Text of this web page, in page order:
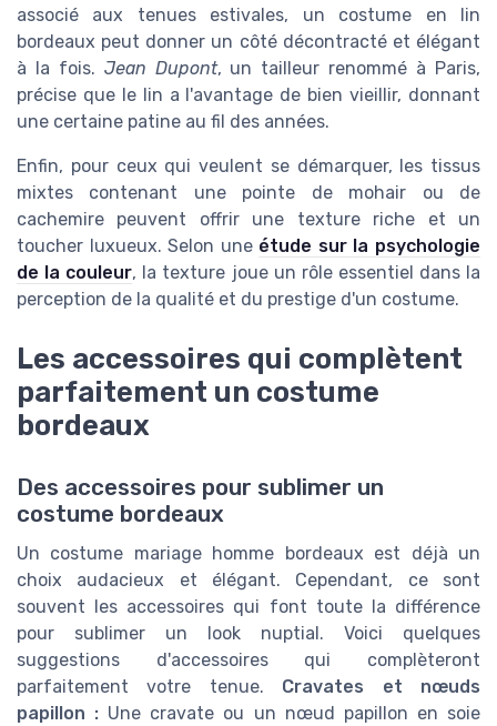
associé aux tenues estivales, un costume en lin
bordeaux peut donner un côté décontracté et élégant
à la fois. Jean Dupont, un tailleur renommé à Paris,
précise que le lin a l'avantage de bien vieillir, donnant
une certaine patine au fil des années.
Enfin, pour ceux qui veulent se démarquer, les tissus
mixtes contenant une pointe de mohair ou de
cachemire peuvent offrir une texture riche et un
toucher luxueux. Selon une étude sur la psychologie
de la couleur, la texture joue un rôle essentiel dans la
perception de la qualité et du prestige d'un costume.
Les accessoires qui complètent
parfaitement un costume
bordeaux
Des accessoires pour sublimer un
costume bordeaux
Un costume mariage homme bordeaux est déjà un
choix audacieux et élégant. Cependant, ce sont
souvent les accessoires qui font toute la différence
pour sublimer un look nuptial. Voici quelques
suggestions d'accessoires qui complèteront
parfaitement votre tenue. Cravates et nœuds
papillon : Une cravate ou un nœud papillon en soie